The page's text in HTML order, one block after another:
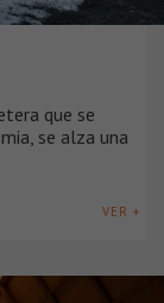
que se
se alza una
VER +